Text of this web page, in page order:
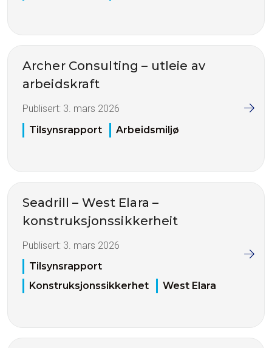
Archer Consulting – utleie av
arbeidskraft
Publisert: 3. mars 2026
Tilsynsrapport
Arbeidsmiljø
Seadrill – West Elara –
konstruksjonssikkerheit
Publisert: 3. mars 2026
Tilsynsrapport
Konstruksjonssikkerhet
West Elara